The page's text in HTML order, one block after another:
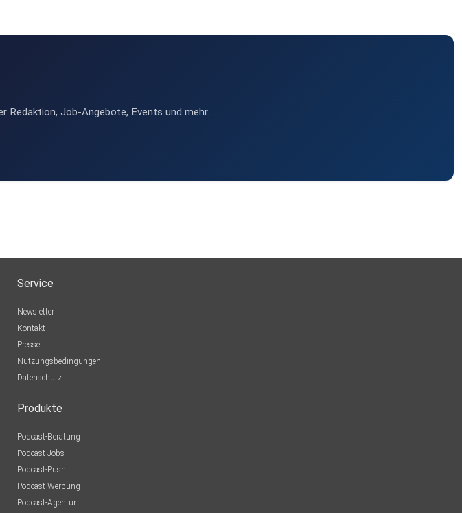
Redaktion, Job-Angebote, Events und mehr.
Service
Newsletter
Kontakt
Presse
Nutzungsbedingungen
Datenschutz
Produkte
Podcast-Beratung
Podcast-Jobs
Podcast-Push
Podcast-Werbung
Podcast-Agentur